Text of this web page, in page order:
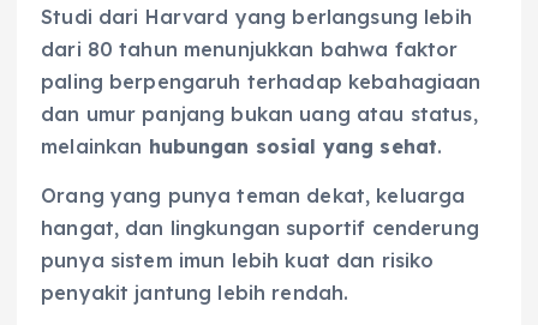
Studi dari Harvard yang berlangsung lebih
dari 80 tahun menunjukkan bahwa faktor
paling berpengaruh terhadap kebahagiaan
dan umur panjang bukan uang atau status,
melainkan hubungan sosial yang sehat.
Orang yang punya teman dekat, keluarga
hangat, dan lingkungan suportif cenderung
punya sistem imun lebih kuat dan risiko
penyakit jantung lebih rendah.